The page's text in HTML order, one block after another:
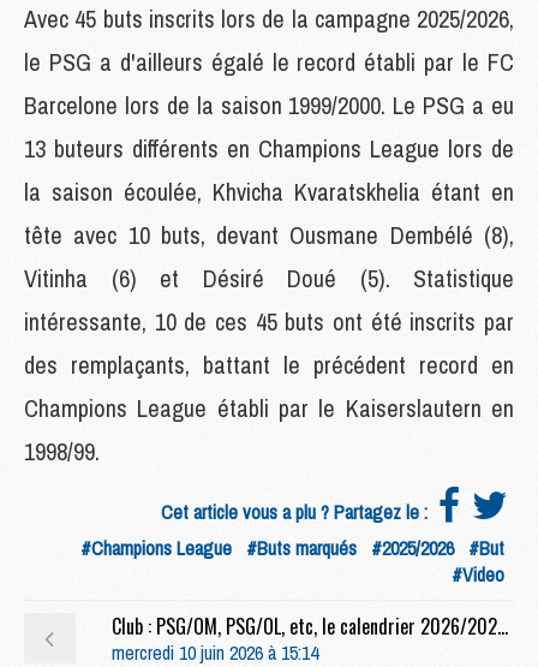
Avec 45 buts inscrits lors de la campagne 2025/2026,
le PSG a d'ailleurs égalé le record établi par le FC
Barcelone lors de la saison 1999/2000. Le PSG a eu
13 buteurs différents en Champions League lors de
la saison écoulée, Khvicha Kvaratskhelia étant en
tête avec 10 buts, devant Ousmane Dembélé (8),
Vitinha (6) et Désiré Doué (5). Statistique
intéressante, 10 de ces 45 buts ont été inscrits par
des remplaçants, battant le précédent record en
Champions League établi par le Kaiserslautern en
1998/99.
Cet article vous a plu ? Partagez le :
#Champions League #Buts marqués #2025/2026 #But
#Video
Club : PSG/OM, PSG/OL, etc, le calendrier 2026/2027 du PSG dévoilé
mercredi 10 juin 2026 à 15:14